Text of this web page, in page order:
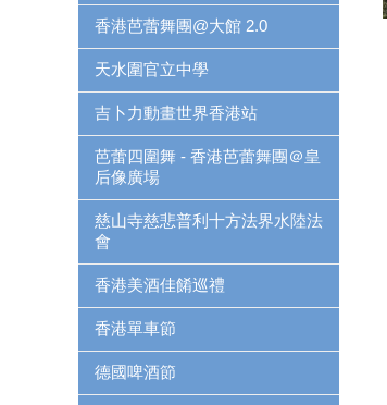
香港芭蕾舞團@大館 2.0
天水圍官立中學
吉卜力動畫世界香港站
芭蕾四圍舞 - 香港芭蕾舞團＠皇
后像廣場
慈山寺慈悲普利十方法界水陸法
會
香港美酒佳餚巡禮
香港單車節
德國啤酒節